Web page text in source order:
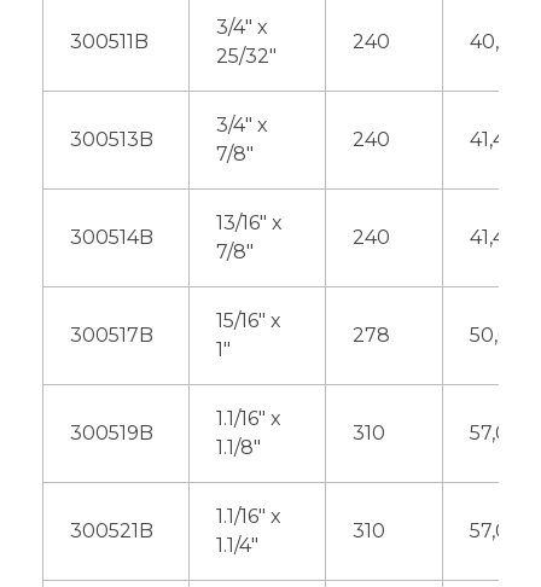
300511B
3/4″ x
25/32″
240 40,80
300513B
3/4″ x
7/8″
240 41,40
300514B
13/16″ x
7/8″
240 41,40
300517B
15/16″ x
1″
278 50,60
300519B
1.1/16″ x
1.1/8″
310 57,00
300521B
1.1/16″ x
1.1/4″
310 57,00